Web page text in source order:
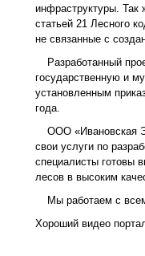
инфраструктуры. Так
статьей 21 Лесного
не связанные с
Разработанный
государственную и
установленным
года.
ООО «Ивановская
свои услуги по
специалисты готовы
лесов в высоким
Мы работаем с
Хороший видео